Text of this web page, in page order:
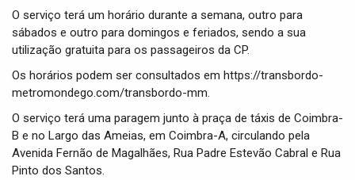
O serviço terá um horário durante a semana, outro para
sábados e outro para domingos e feriados, sendo a sua
utilização gratuita para os passageiros da CP.
Os horários podem ser consultados em https://transbordo-
metromondego.com/transbordo-mm.
O serviço terá uma paragem junto à praça de táxis de Coimbra-
B e no Largo das Ameias, em Coimbra-A, circulando pela
Avenida Fernão de Magalhães, Rua Padre Estevão Cabral e Rua
Pinto dos Santos.